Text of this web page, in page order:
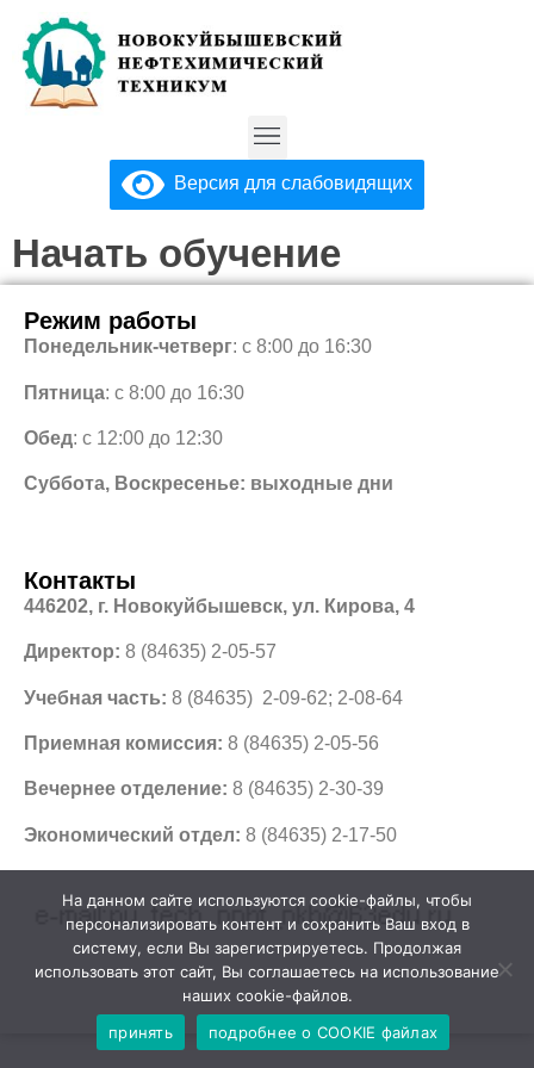
Версия для слабовидящих
Начать обучение
Режим работы
Понедельник-четверг: с 8:00 до 16:30
Пятница: с 8:00 до 16:30
Обед: с 12:00 до 12:30
Суббота, Воскресенье: выходные дни
Контакты
446202, г. Новокуйбышевск, ул. Кирова, 4
Директор: 8 (84635) 2-05-57
Учебная часть: 8 (84635) 2-09-62; 2-08-64
Приемная комиссия: 8 (84635) 2-05-56
Вечернее отделение: 8 (84635) 2-30-39
Экономический отдел: 8 (84635) 2-17-50
На данном сайте используются cookie-файлы, чтобы
персонализировать контент и сохранить Ваш вход в
систему, если Вы зарегистрируетесь. Продолжая
использовать этот сайт, Вы соглашаетесь на использование
наших cookie-файлов.
принять
подробнее о COOKIE файлах